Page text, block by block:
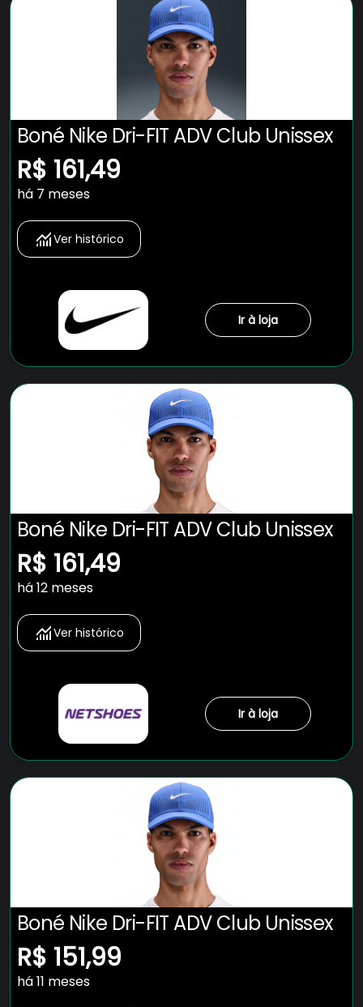
Boné Nike Dri-FIT ADV Club Unissex
R$ 161,49
há 7 meses
Ver histórico
Ir à loja
Boné Nike Dri-FIT ADV Club Unissex
R$ 161,49
há 12 meses
Ver histórico
Ir à loja
Boné Nike Dri-FIT ADV Club Unissex
R$ 151,99
há 11 meses